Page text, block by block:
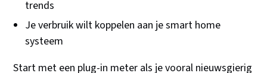
trends
Je verbruik wilt koppelen aan je smart home
systeem
Start met een plug-in meter als je vooral nieuwsgierig